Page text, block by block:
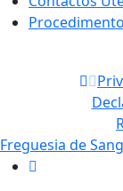
Freguesia de